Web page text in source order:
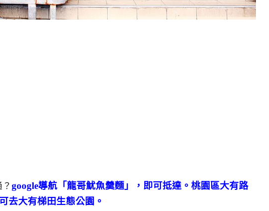
google導航「龍哥魷魚羹麵」，即可抵達。桃園區大有路
去大有梯田生態公園。